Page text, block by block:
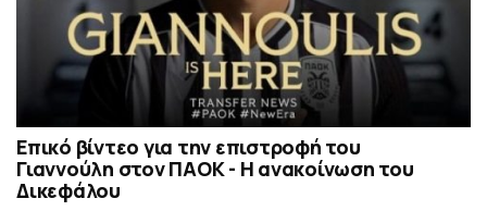
Επικό βίντεο για την επιστροφή του
Γιαννούλη στον ΠΑΟΚ - Η ανακοίνωση του
Δικεφάλου